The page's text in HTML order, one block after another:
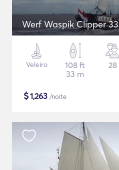
Werf Waspik Clipper 33
Veleiro
108 ft
33 m
28
$1,263 /noite